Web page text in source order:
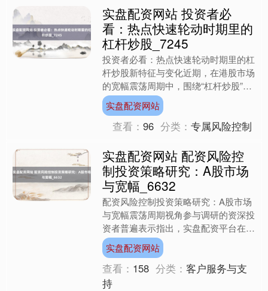
实盘配资网站 投资者必
看：热点快速轮动时期里的
杠杆炒股_7245
投资者必看：热点快速轮动时期里的杠
杆炒股新特征与变化近期，在港股市场
的宽幅震荡周期中，围绕“杠杆炒股”的
话题再度升温。从多家互联网券商后台
整理的数据看，许多中小....
实盘配资网站
查看：96 分类：专属风险控制
实盘配资网站 配资风险控
制投资策略研究：A股市场
与宽幅_6632
配资风险控制投资策略研究：A股市场
与宽幅震荡周期视角参与调研的资深投
资者普遍表示指出，实盘配资平台在产
品设计与风险揭示上需承担更多责任。
以平台为例，其通过多维度....
实盘配资网站
查看： 158 分类：客户服务与支
持
上证综指 3940.04 +39.68 +1.02%
14311.01 +200.89 +1.42%